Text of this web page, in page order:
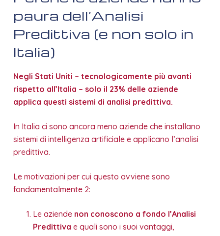
paura dell’Analisi
Predittiva (e non solo in
Italia)
Negli Stati Uniti – tecnologicamente più avanti
rispetto all’Italia – solo il 23% delle aziende
applica questi sistemi di analisi predittiva.
In Italia ci sono ancora meno aziende che installano
sistemi di intelligenza artificiale e applicano l’analisi
predittiva.
Le motivazioni per cui questo avviene sono
fondamentalmente 2:
Le aziende non conoscono a fondo l’Analisi
Predittiva e quali sono i suoi vantaggi,